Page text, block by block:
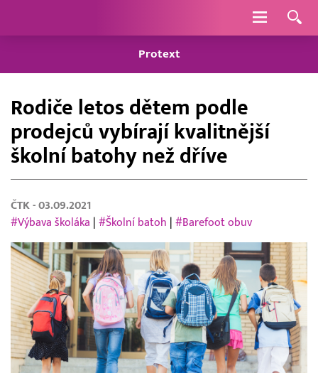
Navigace
Protext
Rodiče letos dětem podle
prodejců vybírají kvalitnější
školní batohy než dříve
ČTK - 03.09.2021
#Výbava školáka
#Školní batoh #Barefoot obuv